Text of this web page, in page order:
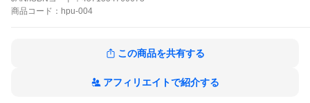
商品 コード： hpu-004
この商品を共有する
アフィリエイトで紹介する